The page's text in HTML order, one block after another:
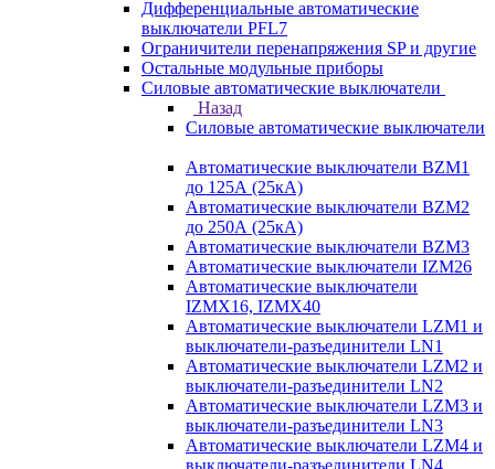
Дифференциальные автоматические
выключатели PFL7
Ограничители перенапряжения SP и другие
Остальные модульные приборы
Силовые автоматические выключатели
Назад
Силовые автоматические выключатели
Автоматические выключатели BZM1
до 125А (25кА)
Автоматические выключатели BZM2
до 250А (25кА)
Автоматические выключатели BZM3
Автоматические выключатели IZM26
Автоматические выключатели
IZMX16, IZMX40
Автоматические выключатели LZM1 и
выключатели-разъединители LN1
Автоматические выключатели LZM2 и
выключатели-разъединители LN2
Автоматические выключатели LZM3 и
выключатели-разъединители LN3
Автоматические выключатели LZM4 и
выключатели-разъединители LN4